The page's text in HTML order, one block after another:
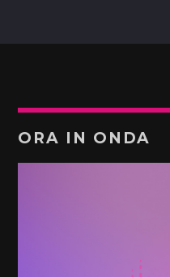
ORA IN ONDA